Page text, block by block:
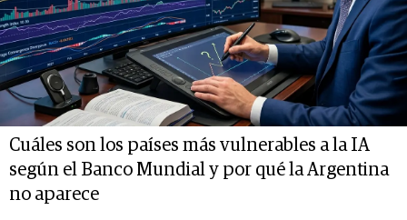
Cuáles son los países más vulnerables a la IA
según el Banco Mundial y por qué la Argentina
no aparece